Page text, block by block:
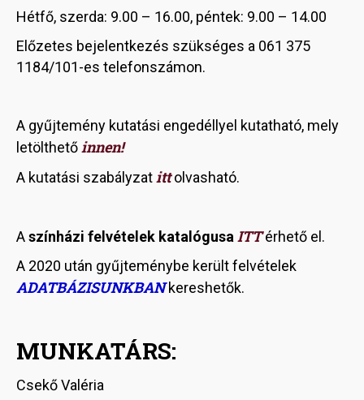
Hétfő, szerda: 9.00 – 16.00, péntek: 9.00 – 14.00
Előzetes bejelentkezés szükséges a 061 375
1184/101-es telefonszámon.
A gyűjtemény kutatási engedéllyel kutatható, mely
letölthetőinnen!
A kutatási szabályzatitt olvasható.
Aszínházi felvételek katalógusa ITTérhető el.
A 2020 után gyűjteménybe került felvételek
ADATBÁZISUNKBAN kereshetők.
MUNKATÁRS:
Csekő Valéria